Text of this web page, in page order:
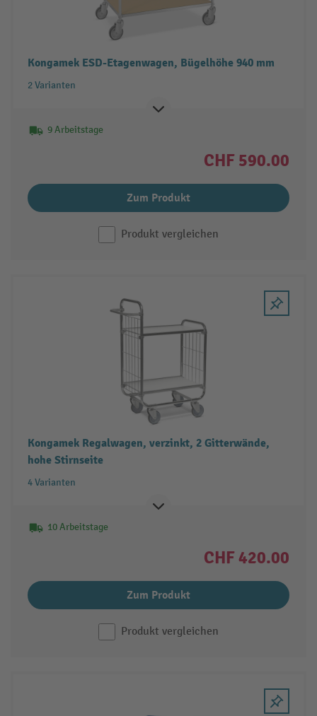
Kongamek ESD-Etagenwagen, Bügelhöhe 940 mm
2 Varianten
9 Arbeitstage
CHF 590.00
Zum Produkt
Produkt vergleichen
Kongamek Regalwagen, verzinkt, 2 Gitterwände,
hohe Stirnseite
4 Varianten
10 Arbeitstage
CHF 420.00
Zum Produkt
Produkt vergleichen